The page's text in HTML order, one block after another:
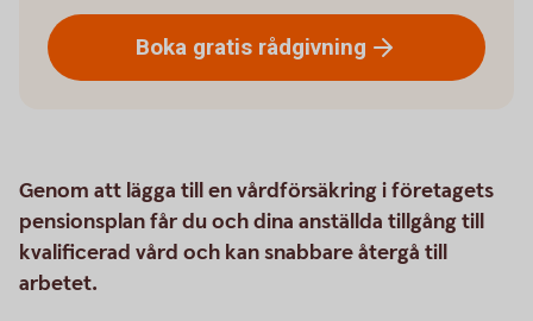
Boka gratis rådgivning
Genom att lägga till en vårdförsäkring i företagets
pensionsplan får du och dina anställda tillgång till
kvalificerad vård och kan snabbare återgå till
arbetet.